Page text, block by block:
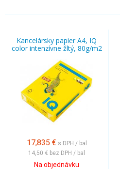
Kancelársky papier A4, IQ
color intenzívne žltý, 80g/m2
17,835 € s DPH / bal
14,50 € bez DPH / bal
Na objednávku